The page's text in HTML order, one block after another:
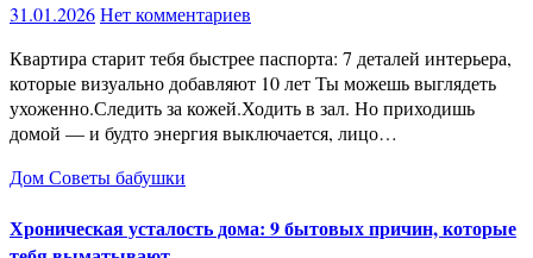
31.01.2026Нет комментариев
Квартира старит тебя быстрее паспорта: 7 деталей интерьера,
которые визуально добавляют 10 лет Ты можешь выглядеть
ухоженно.Следить за кожей.Ходить в зал. Но приходишь
домой — и будто энергия выключается, лицо…
ДомСоветы бабушки
Хроническая усталость дома: 9 бытовых причин, которые